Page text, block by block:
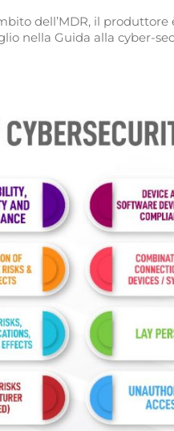
dell’MDR, il
nella Guida alla cyber-